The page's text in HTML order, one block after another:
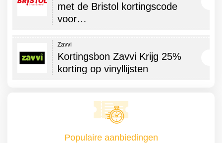
met de Bristol kortingscode
voor…
Zavvi
Kortingsbon Zavvi Krijg 25%
korting op vinyllijsten
Populaire aanbiedingen